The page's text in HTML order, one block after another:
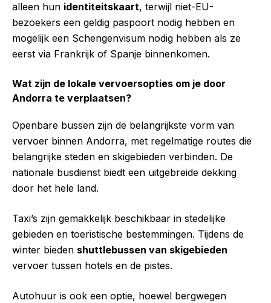
alleen hun identiteitskaart, terwijl niet-EU-
bezoekers een geldig paspoort nodig hebben en
mogelijk een Schengenvisum nodig hebben als ze
eerst via Frankrijk of Spanje binnenkomen.
Wat zijn de lokale vervoersopties om je door
Andorra te verplaatsen?
Openbare bussen zijn de belangrijkste vorm van
vervoer binnen Andorra, met regelmatige routes die
belangrijke steden en skigebieden verbinden. De
nationale busdienst biedt een uitgebreide dekking
door het hele land.
Taxi’s zijn gemakkelijk beschikbaar in stedelijke
gebieden en toeristische bestemmingen. Tijdens de
winter bieden shuttlebussen van skigebieden
vervoer tussen hotels en de pistes.
Autohuur is ook een optie, hoewel bergwegen